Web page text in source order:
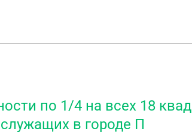
по 1/4 на всех 18
в городе П